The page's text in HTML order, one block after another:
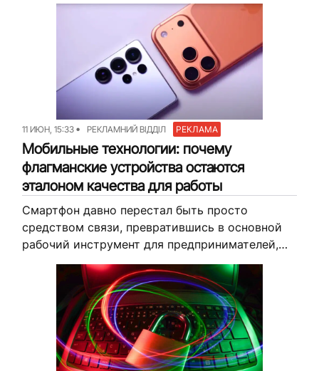
залах, складах, гостиницах или
производственных помещениях....
11 ИЮН, 15:33 РЕКЛАМНИЙ ВІДДІЛ РЕКЛАМА
Мобильные технологии: почему
флагманские устройства остаются
эталоном качества для работы
Смартфон давно перестал быть просто
средством связи, превратившись в основной
рабочий инструмент для предпринимателей,
фрилансеров и топ-менеджеров. При выборе
устройства для серьезных задач компромиссы
неуместны, так как стабильность процессов
напрямую...